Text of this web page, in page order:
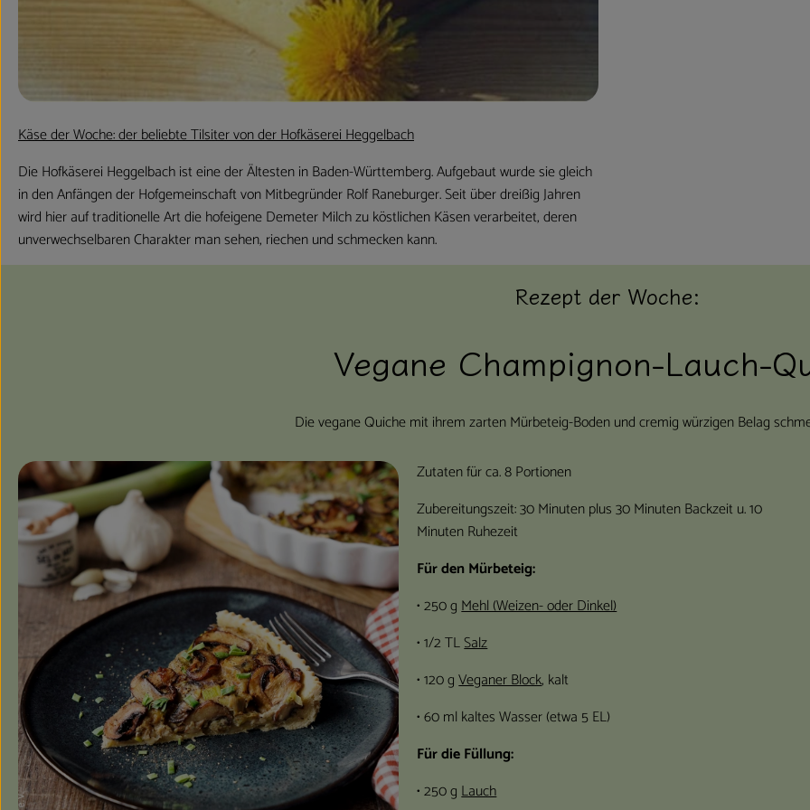
Käse der Woche: der beliebte Tilsiter von der Hofkäserei Heggelbach
Die Hofkäserei Heggelbach ist eine der Ältesten in Baden-Württemberg. Aufgebaut wurde sie gleich
in den Anfängen der Hofgemeinschaft von Mitbegründer Rolf Raneburger. Seit über dreißig Jahren
wird hier auf traditionelle Art die hofeigene Demeter Milch zu köstlichen Käsen verarbeitet, deren
unverwechselbaren Charakter man sehen, riechen und schmecken kann.
Rezept der Woche:
Vegane Champignon-Lauch-
Die vegane Quiche mit ihrem zarten Mürbeteig-Boden und cremig würzigen Belag
Zutaten für ca. 8 Portionen
Zubereitungszeit: 30 Minuten plus 30 Minuten Backzeit u. 10
Minuten Ruhezeit
Für den Mürbeteig:
• 250 gMehl (Weizen- oder Dinkel)
• 1/2 TLSalz
• 120 gVeganer Block, kalt
• 60 ml kaltes Wasser (etwa 5 EL)
Für die Füllung:
• 250 gLauch